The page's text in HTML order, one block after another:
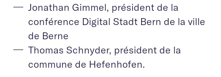
Jonathan Gimmel, président de la
conférence Digital Stadt Bern de la ville
de Berne
Thomas Schnyder, président de la
commune de Hefenhofen.